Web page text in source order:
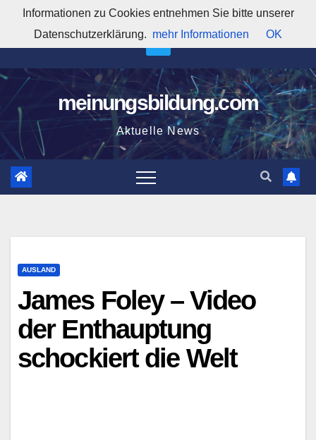
springen
9:21:16 AM
meinungsbildung.com
Aktuelle News
AUSLAND
James Foley – Video
der Enthauptung
schockiert die Welt
Informationen zu Cookies entnehmen Sie bitte unserer
Datenschutzerklärung. mehr Informationen OK